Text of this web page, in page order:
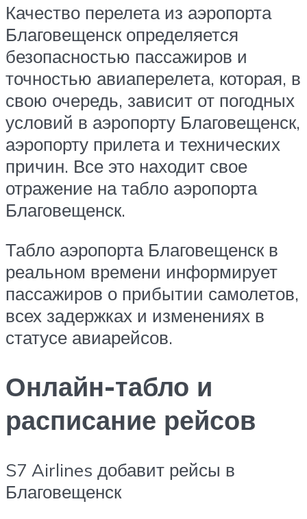
Качество перелета из аэропорта
Благовещенск определяется
безопасностью пассажиров и
точностью авиаперелета, которая, в
свою очередь, зависит от погодных
условий в аэропорту Благовещенск,
аэропорту прилета и технических
причин. Все это находит свое
отражение на табло аэропорта
Благовещенск.
Табло аэропорта Благовещенск в
реальном времени информирует
пассажиров о прибытии самолетов,
всех задержках и изменениях в
статусе авиарейсов.
Онлайн-табло и
расписание рейсов
S7 Airlines добавит рейсы в
Благовещенск